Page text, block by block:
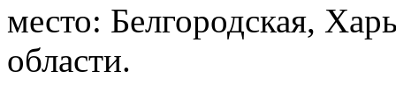
место: Белгородская,
области.